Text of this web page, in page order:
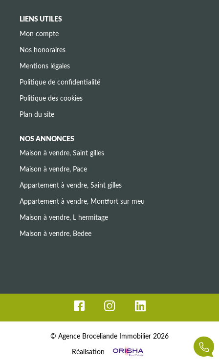
LIENS UTILES
Mon compte
Nos honoraires
Mentions légales
Politique de confidentialité
Politique des cookies
Plan du site
NOS ANNONCES
Maison à vendre, Saint gilles
Maison à vendre, Pace
Appartement à vendre, Saint gilles
Appartement à vendre, Montfort sur meu
Maison à vendre, L hermitage
Maison à vendre, Bedee
© Agence Broceliande Immobilier 2026
Réalisation